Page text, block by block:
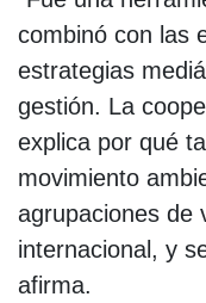
combinó con las
estrategias
gestión. La
explica por qué
movimiento
agrupaciones de
internacional, y
afirma.